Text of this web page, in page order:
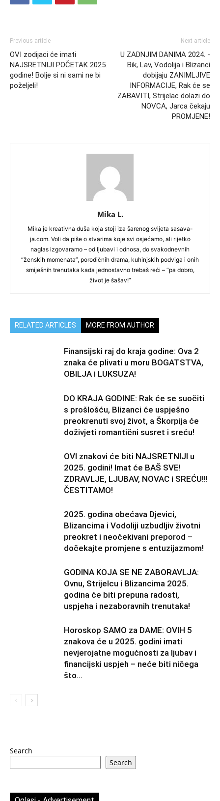
Previous article
OVI zodijaci će imati
NAJSRETNIJI POČETAK 2025.
godine! Bolje si ni sami ne bi
poželjeli!
Next article
U ZADNJIM DANIMA 2024. -
Bik, Lav, Vodolija i Blizanci
dobijaju ZANIMLJIVE
INFORMACIJE, Rak će se
ZABAVITI, Strijelac dolazi do
NOVCA, Jarca čekaju
PROMJENE!
Mika L.
Mika je kreativna duša koja stoji iza šarenog svijeta sasava-
ja.com. Voli da piše o stvarima koje svi osjećamo, ali rijetko
naglas izgovaramo – od ljubavi i odnosa, do svakodnevnih
“ženskih momenata”, porodičnih drama, kuhinjskih podviga i onih
smiješnih trenutaka kada jednostavno trebaš reći – “pa dobro,
život je šašav!”
RELATED ARTICLES MORE FROM AUTHOR
Finansijski raj do kraja godine: Ova 2
znaka će plivati u moru BOGATSTVA,
OBILJA i LUKSUZA!
DO KRAJA GODINE: Rak će se suočiti
s prošlošću, Blizanci će uspješno
preokrenuti svoj život, a Škorpija će
doživjeti romantični susret i sreću!
OVI znakovi će biti NAJSRETNIJI u
2025. godini! Imat će BAŠ SVE!
ZDRAVLJE, LJUBAV, NOVAC i SREĆU!!!
ČESTITAMO!
2025. godina obećava Djevici,
Blizancima i Vodoliji uzbudljiv životni
preokret i neočekivani preporod –
dočekajte promjene s entuzijazmom!
GODINA KOJA SE NE ZABORAVLJA:
Ovnu, Strijelcu i Blizancima 2025.
godina će biti prepuna radosti,
uspjeha i nezaboravnih trenutaka!
Horoskop SAMO za DAME: OVIH 5
znakova će u 2025. godini imati
nevjerojatne mogućnosti za ljubav i
financijski uspjeh – neće biti ničega
što...
Search
Search